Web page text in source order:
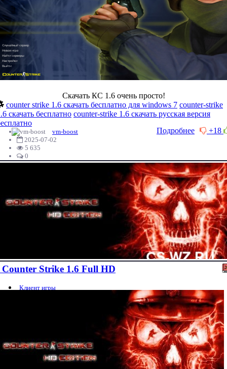
Скачать КС 1.6 очень просто!
counter strike 1.6 скачать бесплатно для windows 7 counter-strike
скачать бесплатно counter-strike 1.6 скачать русская версия
+18
Подробнее
vm-boost
2025-07-02
5 635
0
Counter Strike 1.6 Full HD
Клиент игры